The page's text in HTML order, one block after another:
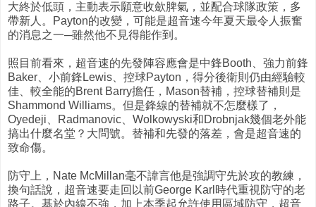
大終於低頭，主動表示願意收歛脾氣，並配合球隊政策，多
帶新人。Payton的改變，可能是超音速今年夏天最令人振奮
的消息之一─雖然他不見得能作到。
照目前看來，超音速的先發陣容應會是中鋒Booth、強力前鋒
Baker、小前鋒Lewis、控球Payton，得分後衛則仍由經驗較
佳、較全能的Brent Barry擔任，Mason替補，控球替補則是
Shammond Williams。但是鋒線的替補就不怎麼樣了，
Oyedeji、Radmanovic、Wolkowyski和Drobnjak幾個老外能
搞出什麼名堂？大問號。替補和先發的落差，會是超音速的
致命傷。
防守上，Nate McMillan毫不諱言他是強調守先於攻的教練，
換句話說，超音速要走回以前George Karl時代重視防守的老
路子。基於內線不強，加上本季起允許使用區域防守，超音